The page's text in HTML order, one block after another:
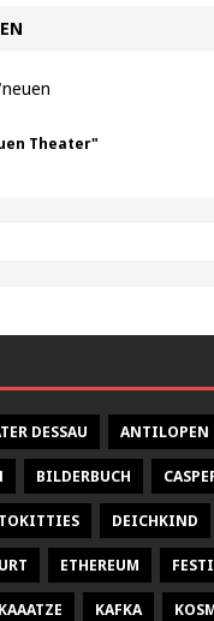
Theater"
DESSAU ANTILOPEN
BILDERBUCH
DEICHKIND
ETHEREUM
KAAATZE KAFKA